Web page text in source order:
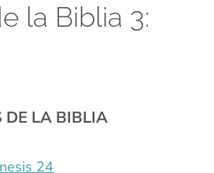
la Biblia 3:
DE LA BIBLIA
24